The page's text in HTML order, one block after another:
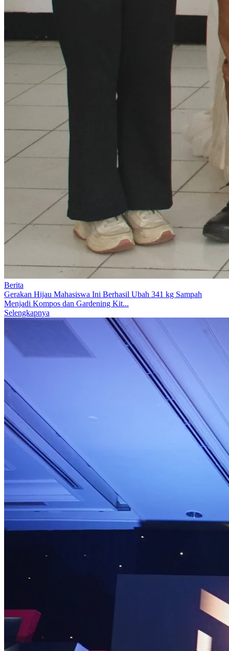
Berita
Gerakan Hijau Mahasiswa Ini Berhasil Ubah 341 kg Sampah
Menjadi Kompos dan Gardening Kit...
Selengkapnya